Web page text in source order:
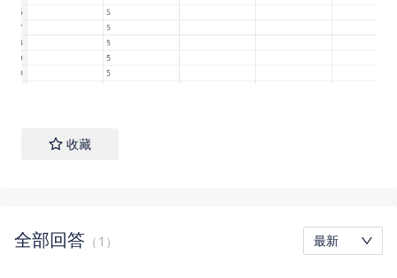
收藏
全部回答 （ 1 ） 最新